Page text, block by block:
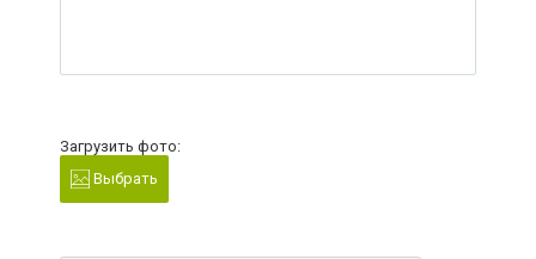
Загрузить фото:
Выбрать